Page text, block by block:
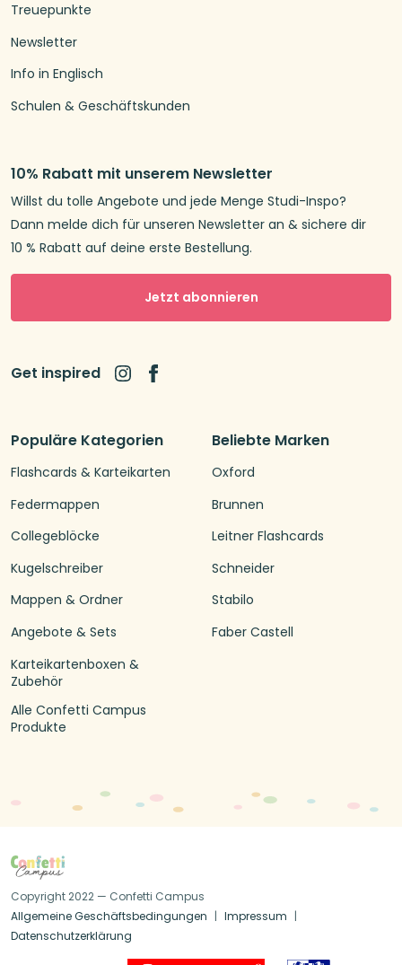
Populäre Kategorien
Flashcards & Karteikarten
Federmappen
Collegeblöcke
Kugelschreiber
Mappen & Ordner
Angebote & Sets
Karteikartenboxen &
Zubehör
Alle Confetti Campus
Produkte
Beliebte Marken
Oxford
Brunnen
Leitner Flashcards
Schneider
Stabilo
Faber Castell
Treuepunkte
Newsletter
Info in Englisch
Schulen & Geschäftskunden
10% Rabatt mit unserem Newsletter
Willst du tolle Angebote und jede Menge Studi-Inspo?
Dann melde dich für unseren Newsletter an & sichere dir
10 % Rabatt auf deine erste Bestellung.
Jetzt abonnieren
Get inspired
Copyright 2022 — Confetti Campus
Allgemeine Geschäftsbedingungen
Impressum
Datenschutzerklärung